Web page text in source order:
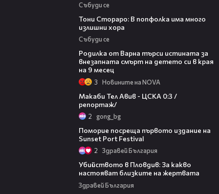
Събуди се
Тони Стораро: В попфолка има много
излишни хора
Събуди се
Родилка от Варна търси истината за
внезапната смърт на детето си в края
на 9 месец
3 Новините на NOVA
Макаби Тел Авив - ЦСКА 0:3 /
репортаж/
2 gong_bg
Поморие посреща първото издание на
Sunset Port Festival
2 Здравей България
Убийството в Пловдив: За какво
настояват близките на жертвата
Здравей България